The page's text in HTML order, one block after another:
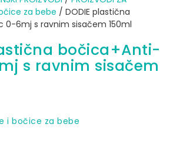
za bebe / DODIE plastična
0-6mj s ravnim sisačem 150ml
bočica+Anti-
s ravnim sisačem
i bočice za bebe